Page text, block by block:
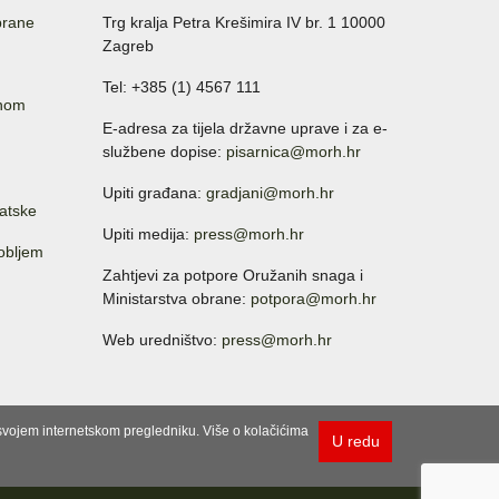
Trg kralja Petra Krešimira IV br. 1 10000
Zagreb
Tel: +385 (1) 4567 111
E-adresa za tijela državne uprave i za e-
službene dopise: pisarnica@morh.hr
Upiti građana: gradjani@morh.hr
Upiti medija: press@morh.hr
Zahtjevi za potpore Oružanih snaga i
Ministarstva obrane: potpora@morh.hr
Web uredništvo: press@morh.hr
U redu
internetskom pregledniku. Više o kolačićima